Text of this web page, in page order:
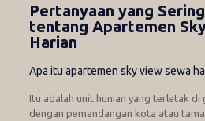
Pertanyaan yang
tentang Apartemen
Harian
Apa itu apartemen sky view sewa
Itu adalah unit hunian yang terletak
dengan pemandangan kota atau